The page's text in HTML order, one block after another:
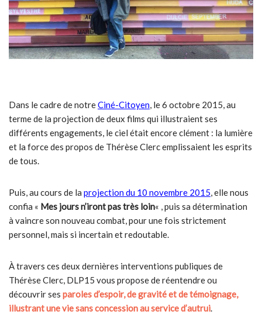
Dans le cadre de notreCiné-Citoyen, le 6 octobre 2015, au
terme de la projection de deux films qui illustraient ses
différents engagements, le ciel était encore clément : la lumière
et la force des propos de Thérèse Clerc emplissaient les esprits
de tous.
Puis, au cours de la projection du 10 novembre 2015, elle nous
confia « Mes jours n’iront pas très loin« , puis sa détermination
à vaincre son nouveau combat, pour une fois strictement
personnel, mais si incertain et redoutable.
À travers ces deux dernières interventions publiques de
Thérèse Clerc, DLP15 vous propose de réentendre ou
découvrir ses paroles d’espoir, de gravité et de témoignage,
illustrant une vie sans concession au service d’autrui.